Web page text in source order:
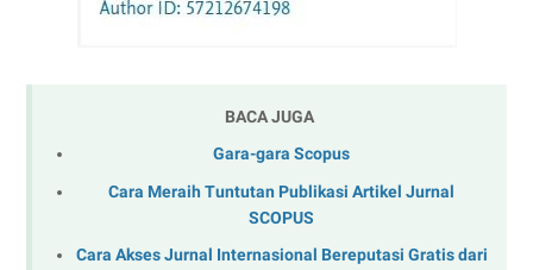
BACA JUGA
Gara-gara Scopus
Cara Meraih Tuntutan Publikasi Artikel Jurnal
SCOPUS
Cara Akses Jurnal Internasional Bereputasi Gratis dari